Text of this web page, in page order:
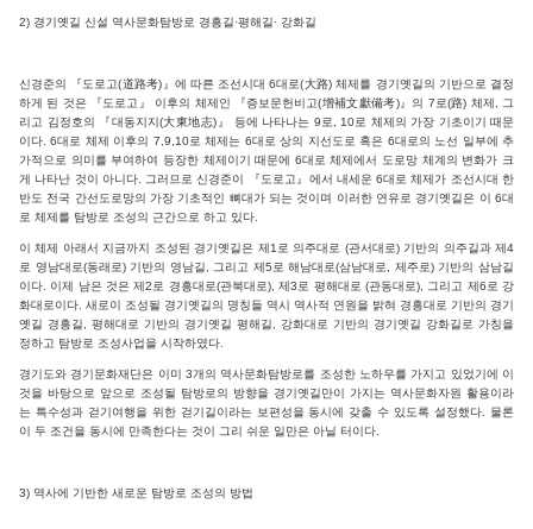
2) 경기옛길 신설 역사문화탐방로 경흥길·평해길· 강화길
신경준의 『도로고(道路考)』에 따른 조선시대 6대로(大路) 체제를 경기옛길의 기반으로 결정
하게 된 것은 『도로고』 이후의 체제인 『증보문헌비고(增補文獻備考)』의 7로(路) 체제, 그
리고 김정호의 『대동지지(大東地志)』 등에 나타나는 9로, 10로 체제의 가장 기초이기 때문
이다. 6대로 체제 이후의 7,9,10로 체제는 6대로 상의 지선도로 혹은 6대로의 노선 일부에 추
가적으로 의미를 부여하여 등장한 체제이기 때문에 6대로 체제에서 도로망 체계의 변화가 크
게 나타난 것이 아니다. 그러므로 신경준이 『도로고』에서 내세운 6대로 체제가 조선시대 한
반도 전국 간선도로망의 가장 기초적인 뼈대가 되는 것이며 이러한 연유로 경기옛길은 이 6대
로 체제를 탐방로 조성의 근간으로 하고 있다.
이 체제 아래서 지금까지 조성된 경기옛길은 제1로 의주대로 (관서대로) 기반의 의주길과 제4
로 영남대로(동래로) 기반의 영남길, 그리고 제5로 해남대로(삼남대로, 제주로) 기반의 삼남길
이다. 이제 남은 것은 제2로 경흥대로(관북대로), 제3로 평해대로 (관동대로), 그리고 제6로 강
화대로이다. 새로이 조성될 경기옛길의 명칭들 역시 역사적 연원을 밝혀 경흥대로 기반의 경기
옛길 경흥길, 평해대로 기반의 경기옛길 평해길, 강화대로 기반의 경기옛길 강화길로 가칭을
정하고 탐방로 조성사업을 시작하였다.
경기도와 경기문화재단은 이미 3개의 역사문화탐방로를 조성한 노하우를 가지고 있었기에 이
것을 바탕으로 앞으로 조성될 탐방로의 방향을 경기옛길만이 가지는 역사문화자원 활용이라
는 특수성과 걷기여행을 위한 걷기길이라는 보편성을 동시에 갖출 수 있도록 설정했다. 물론
이 두 조건을 동시에 만족한다는 것이 그리 쉬운 일만은 아닐 터이다.
3) 역사에 기반한 새로운 탐방로 조성의 방법